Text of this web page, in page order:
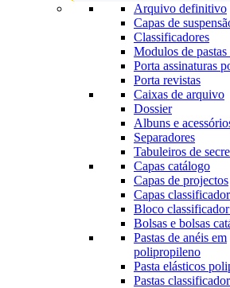
Arquivo definitivo
Capas de
Classificadores
Modulos de
Porta assinaturas
Porta revistas
Caixas de arquivo
Dossier
Albuns e
Separadores
Tabuleiros de
Capas catálogo
Capas de projectos
Capas
Bloco classificador
Bolsas e bolsas
Pastas de anéis em
polipropileno
Pasta elásticos
Pastas